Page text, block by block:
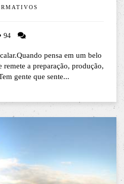
94
pensa em um belo
a preparação, produção,
gente que sente...